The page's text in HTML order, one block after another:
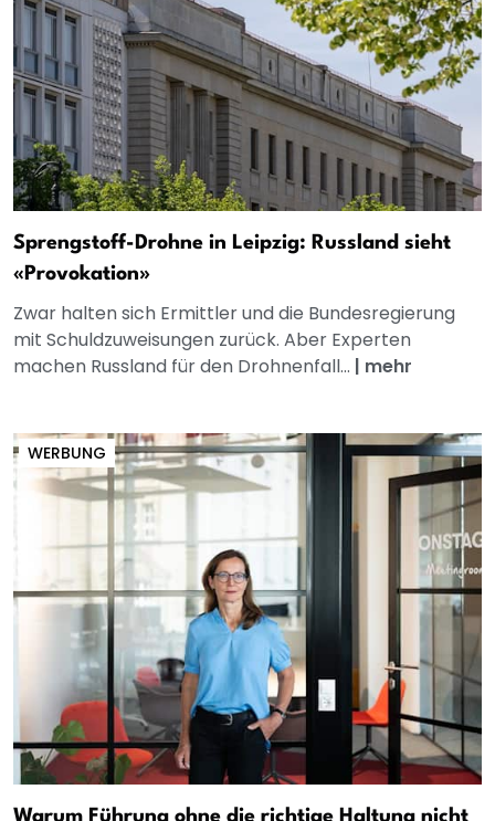
Sprengstoff-Drohne in Leipzig: Russland sieht
«Provokation»
Zwar halten sich Ermittler und die Bundesregierung
mit Schuldzuweisungen zurück. Aber Experten
machen Russland für den Drohnenfall... | mehr
WERBUNG
Warum Führung ohne die richtige Haltung nicht